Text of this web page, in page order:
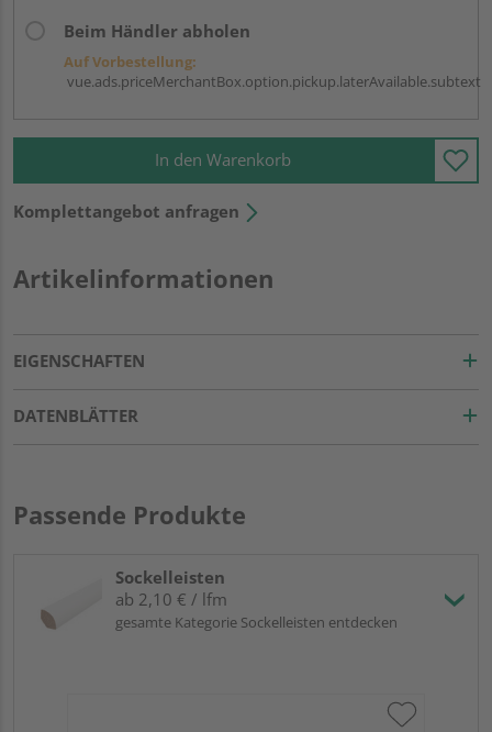
Beim Händler abholen
Auf Vorbestellung:
vue.ads.priceMerchantBox.option.pickup.laterAvailable.subtext
In den Warenkorb
Komplettangebot anfragen
Artikelinformationen
EIGENSCHAFTEN
DATENBLÄTTER
Passende Produkte
Sockelleisten
ab 2,10 € / lfm
gesamte Kategorie Sockelleisten entdecken